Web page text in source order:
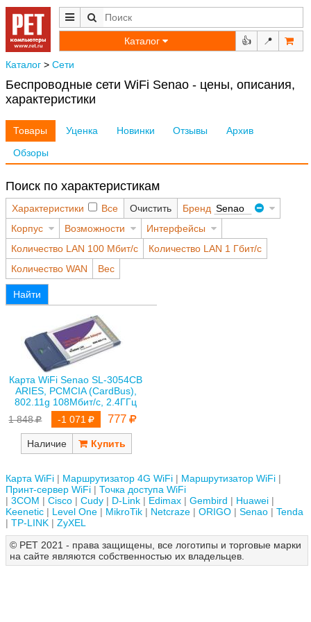
Каталог 👍 📍
Каталог > Сети
Беспроводные сети WiFi Senao - цены, описания,
характеристики
Товары Уценка Новинки Отзывы
Архив
Обзоры
Поиск по характеристикам
Характеристики Все Очистить Бренд Senao
Корпус
Возможности
Интерфейсы
Количество LAN 100 Мбит/с
Количество LAN 1 Гбит/с
Количество WAN
Вес
Найти
Карта WiFi Senao SL-3054CB
ARIES, PCMCIA (CardBus),
802.11g 108Мбит/с, 2.4ГГц
1 848
-1 071 777
Наличие
Карта WiFi Маршрутизатор 4G WiFi
Маршрутизатор WiFi
Принт-сервер WiFi
Точка доступа WiFi
3COM
Cisco Cudy D-Link Edimax Gembird
Huawei
Keenetic
Level One MikroTik Netcraze ORIGO Senao
Tenda
TP-LINK
ZyXEL
© РЕТ 2021 - права защищены, все логотипы и торговые марки
на сайте являются собственностью их владельцев.